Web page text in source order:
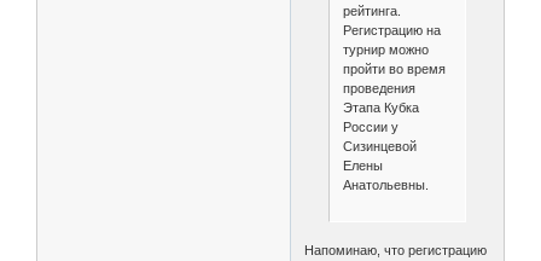
рейтинга.
Регистрацию на
турнир можно
пройти во время
проведения
Этапа Кубка
России у
Сизинцевой
Елены
Анатольевны.
Напоминаю, что регистрацию